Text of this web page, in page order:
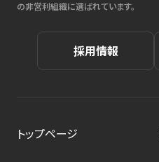
の非営利組織に選ばれています。
採用情報
トップページ